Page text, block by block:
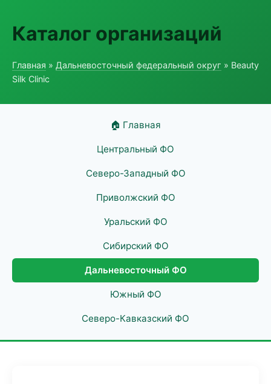
Каталог организаций
Главная » Дальневосточный федеральный округ » Beauty
Silk Clinic
🏠 Главная
Центральный ФО
Северо-Западный ФО
Приволжский ФО
Уральский ФО
Сибирский ФО
Дальневосточный ФО
Южный ФО
Северо-Кавказский ФО